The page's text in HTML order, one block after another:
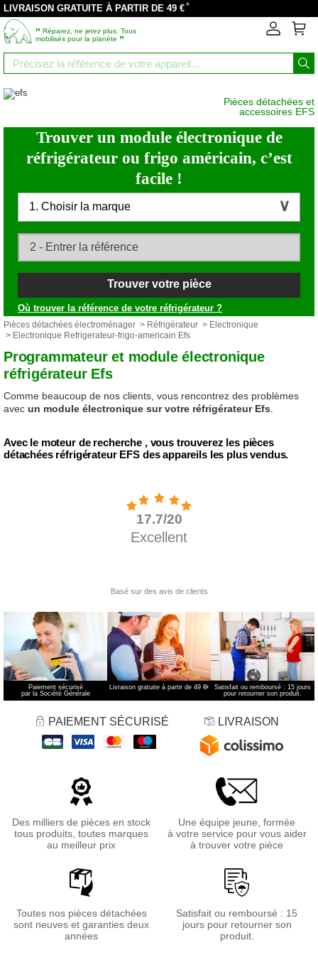
LIVRAISON GRATUITE À PARTIR DE 49 €*
‟ Réparez, ne jetez plus. Tous
mobilisés pour la planète ”
Pièces détachées et
accessoires EFS
Trouver un module électronique de
réfrigérateur ou frigo américain, c’est
facile !
1. Choisir la marque
Trouver votre pièce
Où trouver la référence de votre réfrigérateur ?
Pièces détachées électroménager > Réfrigérateur > Electronique
> Electronique Refrigerateur-frigo-americain Efs
Programmateur et module électronique
réfrigérateur Efs
Comme beaucoup de nos clients, vous rencontrez des problèmes
avec un module électronique sur votre réfrigérateur Efs
Avec le moteur de recherche , vous trouverez les pièces
détachées réfrigérateur EFS des appareils les plus vendus.
Paiement sécurisé
par la Société Générale
Livraison gratuite à partir de 49 €*
Satisfait ou remboursé : 15 jours
pour retourner son produit.
PAIEMENT SÉCURISÉ LIVRAISON
Des milliers de pièces en stock
tous produits, toutes marques
au meilleur prix
Une équipe jeune, formée
à votre service pour vous aider
à trouver votre pièce
Toutes nos pièces détachées
sont neuves et garanties deux
années
Satisfait ou remboursé : 15
jours pour retourner son
produit.